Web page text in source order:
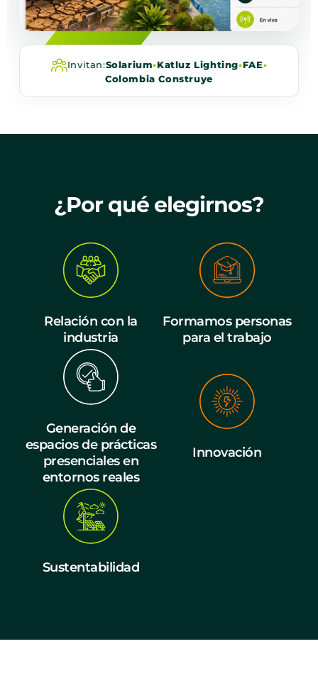
Invitan:Solarium•Katluz Lighting•FAE•
Colombia Construye
¿Por qué elegirnos?
Relación con la
industria
Formamos personas
para el trabajo
Generación de
espacios de prácticas
presenciales en
entornos reales
Innovación
Sustentabilidad